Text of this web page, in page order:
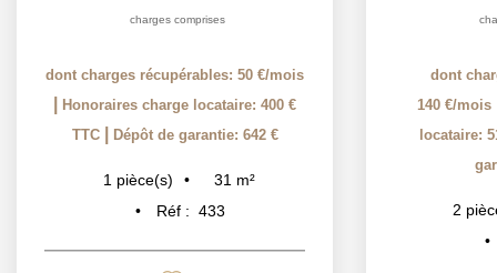
charges comprises
dont charges récupérables: 50 €/mois
Honoraires charge locataire: 400 €
TTC
Dépôt de garantie: 642 €
1 pièce(s) 31 m²
Réf : 433
dont
140 €/mois
locataire:
2